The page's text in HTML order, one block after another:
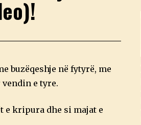
buzëqeshje në fytyrë, me
e tyre.
e kripura dhe si majat e